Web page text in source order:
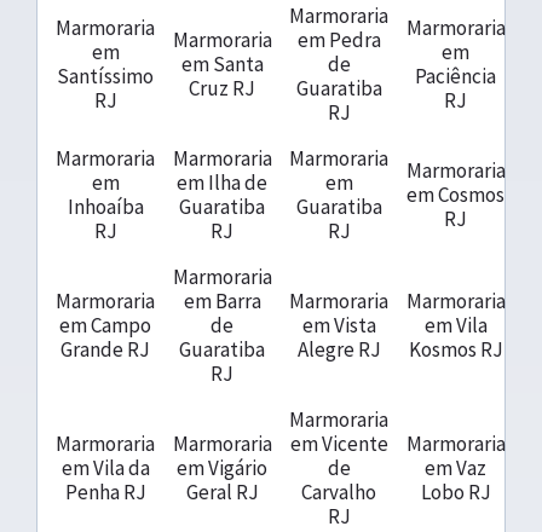
Marmoraria
em
Santíssimo
RJ
Marmoraria
em Santa
Cruz RJ
Marmoraria
em Pedra
de
Guaratiba
RJ
Marmoraria
em
Paciência
RJ
Marmoraria
em
Inhoaíba
RJ
Marmoraria
em Ilha de
Guaratiba
RJ
Marmoraria
em
Guaratiba
RJ
Marmoraria
em Cosmos
RJ
Marmoraria
em Campo
Grande RJ
Marmoraria
em Barra
de
Guaratiba
RJ
Marmoraria
em Vista
Alegre RJ
Marmoraria
em Vila
Kosmos RJ
Marmoraria
em Vila da
Penha RJ
Marmoraria
em Vigário
Geral RJ
Marmoraria
em Vicente
de
Carvalho
RJ
Marmoraria
em Vaz
Lobo RJ